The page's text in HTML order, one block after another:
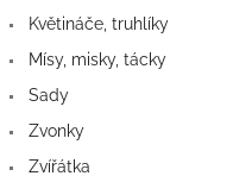
Květináče, truhlíky
Mísy, misky, tácky
Sady
Zvonky
Zvířátka